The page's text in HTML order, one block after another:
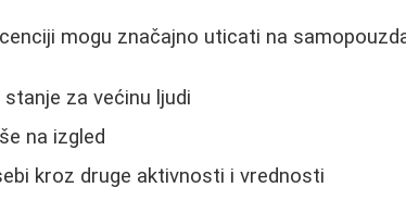
mogu značajno uticati na
za većinu ljudi
na izgled
kroz druge aktivnosti i vrednosti